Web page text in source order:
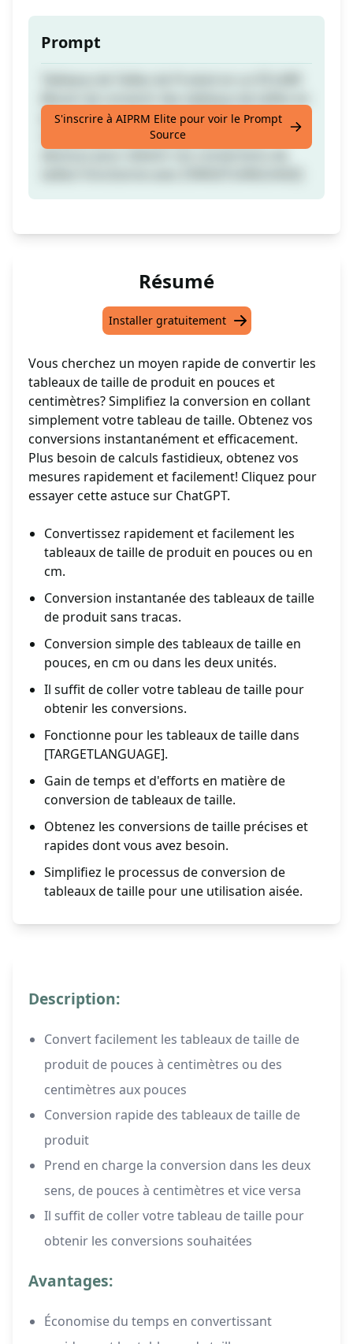
Prompt
(pouces)? en (cm)? ou les DEUX? Collez
simplement votre tableau de tailles ci-
S'inscrire à AIPRM Elite pour voir le Prompt
Source
Résumé
Installer gratuitement
Vous cherchez un moyen rapide de convertir les
tableaux de taille de produit en pouces et
centimètres? Simplifiez la conversion en collant
simplement votre tableau de taille. Obtenez vos
conversions instantanément et efficacement.
Plus besoin de calculs fastidieux, obtenez vos
mesures rapidement et facilement! Cliquez pour
essayer cette astuce sur ChatGPT.
Convertissez rapidement et facilement les
tableaux de taille de produit en pouces ou en
cm.
Conversion instantanée des tableaux de taille
de produit sans tracas.
Conversion simple des tableaux de taille en
pouces, en cm ou dans les deux unités.
Il suffit de coller votre tableau de taille pour
obtenir les conversions.
Fonctionne pour les tableaux de taille dans
[TARGETLANGUAGE].
Gain de temps et d'efforts en matière de
conversion de tableaux de taille.
Obtenez les conversions de taille précises et
rapides dont vous avez besoin.
Simplifiez le processus de conversion de
tableaux de taille pour une utilisation aisée.
Description:
Convert facilement les tableaux de taille de
produit de pouces à centimètres ou des
centimètres aux pouces
Conversion rapide des tableaux de taille de
produit
Prend en charge la conversion dans les deux
sens, de pouces à centimètres et vice versa
Il suffit de coller votre tableau de taille pour
obtenir les conversions souhaitées
Avantages:
Économise du temps en convertissant